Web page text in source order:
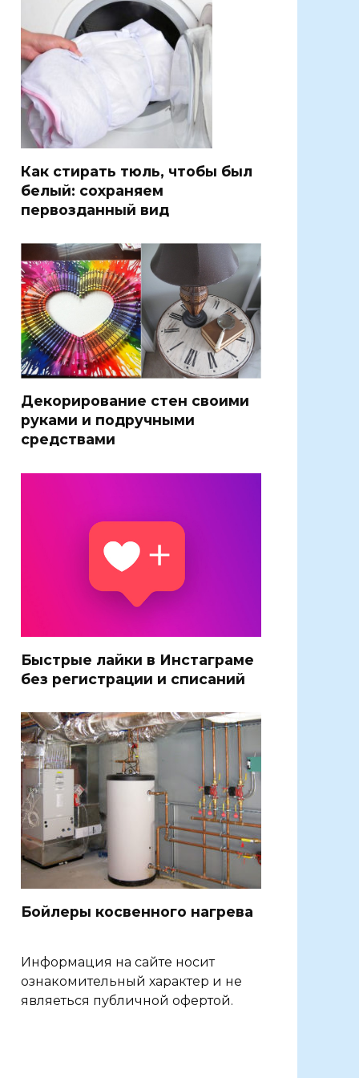
Как стирать тюль, чтобы был
белый: сохраняем
первозданный вид
Декорирование стен своими
руками и подручными
средствами
Быстрые лайки в Инстаграме
без регистрации и списаний
Бойлеры косвенного нагрева
Информация на сайте носит
ознакомительный характер и не
являеться публичной офертой.